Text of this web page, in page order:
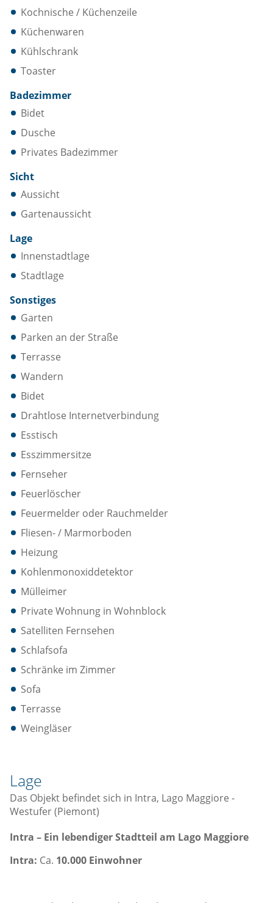
Kochnische / Küchenzeile
Küchenwaren
Kühlschrank
Toaster
Badezimmer
Bidet
Dusche
Privates Badezimmer
Sicht
Aussicht
Gartenaussicht
Lage
Innenstadtlage
Stadtlage
Sonstiges
Garten
Parken an der Straße
Terrasse
Wandern
Bidet
Drahtlose Internetverbindung
Esstisch
Esszimmersitze
Fernseher
Feuerlöscher
Feuermelder oder Rauchmelder
Fliesen- / Marmorboden
Heizung
Kohlenmonoxiddetektor
Mülleimer
Private Wohnung in Wohnblock
Satelliten Fernsehen
Schlafsofa
Schränke im Zimmer
Sofa
Terrasse
Weingläser
Lage
Das Objekt befindet sich in Intra, Lago Maggiore -
Westufer (Piemont)
Intra – Ein lebendiger Stadtteil am Lago Maggiore
Intra: Ca. 10.000 Einwohner